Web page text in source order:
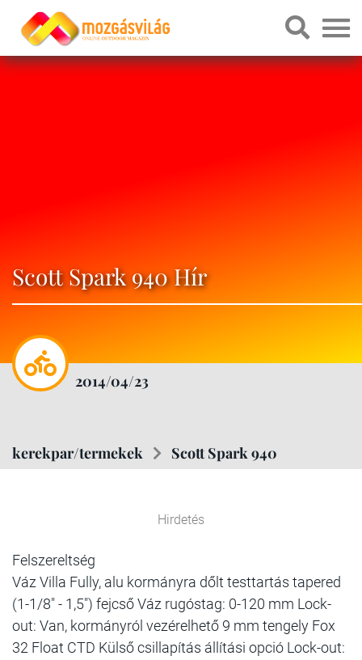
Scott Spark 940 Hír
2014/04/23
kerekpar/termekek Scott Spark 940
Hirdetés
Felszereltség
Váz Villa Fully, alu kormányra dőlt testtartás tapered
(1-1/8" - 1,5") fejcső Váz rugóstag: 0-120 mm Lock-
out: Van, kormányról vezérelhető 9 mm tengely Fox
32 Float CTD Külső csillapítás állítási opció Lock-out: